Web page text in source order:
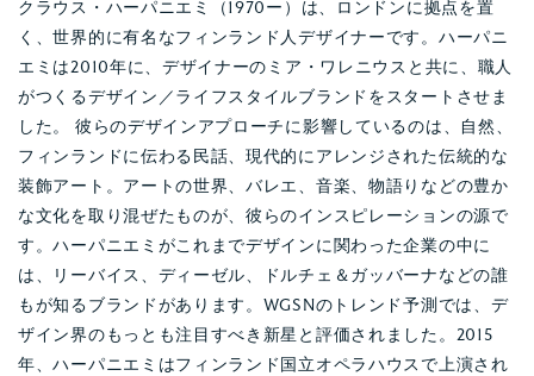
クラウス・ハーパニエミ（1970ー）は、ロンドンに拠点を置
く、世界的に有名なフィンランド人デザイナーです。ハーパニ
エミは2010年に、デザイナーのミア・ワレニウスと共に、職人
がつくるデザイン／ライフスタイルブランドをスタートさせま
した。 彼らのデザインアプローチに影響しているのは、自然、
フィンランドに伝わる民話、現代的にアレンジされた伝統的な
装飾アート。アートの世界、バレエ、音楽、物語りなどの豊か
な文化を取り混ぜたものが、彼らのインスピレーションの源で
す。ハーパニエミがこれまでデザインに関わった企業の中に
は、リーバイス、ディーゼル、ドルチェ＆ガッバーナなどの誰
もが知るブランドがあります。WGSNのトレンド予測では、デ
ザイン界のもっとも注目すべき新星と評価されました。2015
年、ハーパニエミはフィンランド国立オペラハウスで上演され